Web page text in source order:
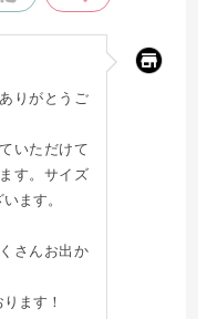
りがとうご
いただけて
す。サイズ
ます。
さんお出か
ます！